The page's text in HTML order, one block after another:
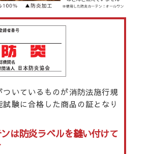
ついているものが消防法施行規
験に合格した商品の証となり
は防炎ラベルを縫い付けて